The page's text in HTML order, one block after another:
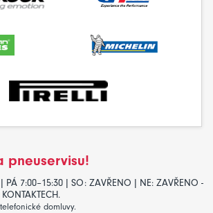
pneuservisu!
PÁ 7:00–15:30 | SO: ZAVŘENO | NE: ZAVŘENO -
domluvy.